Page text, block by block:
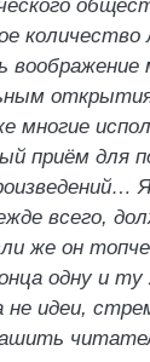
многие
приём для
всего,
же он
одну и
идеи,